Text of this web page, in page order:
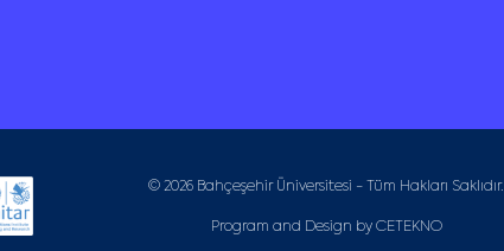
© 2026 Bahçeşehir Üniversitesi - Tüm Hakları Saklıdır.
Program and Design by CETEKNO